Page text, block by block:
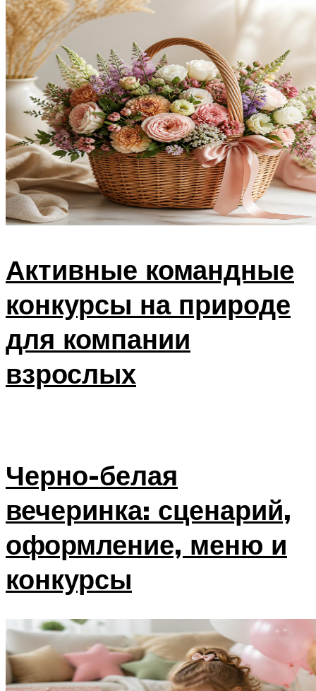
Активные командные
конкурсы на природе
для компании
взрослых
Черно-белая
вечеринка: сценарий,
оформление, меню и
конкурсы